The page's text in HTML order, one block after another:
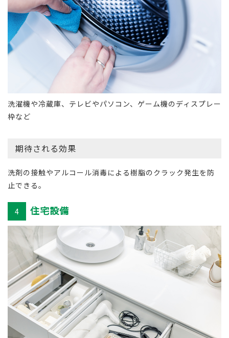
洗濯機や冷蔵庫、テレビやパソコン、ゲーム機のディスプレー
枠など
期待される効果
洗剤の接触やアルコール消毒による樹脂のクラック発生を防
止できる。
4 住宅設備